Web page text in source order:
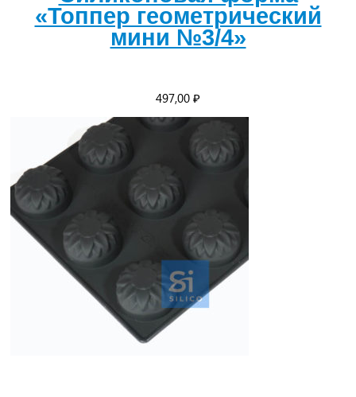
«Топпер геометрический
мини №3/4»
497,00 ₽